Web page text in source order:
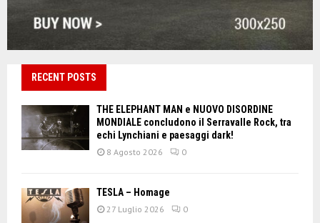
RECENT POSTS
THE ELEPHANT MAN e NUOVO DISORDINE
MONDIALE concludono il Serravalle Rock, tra
echi Lynchiani e paesaggi dark!
8 Agosto 2026 0
TESLA – Homage
27 Luglio 2026 0